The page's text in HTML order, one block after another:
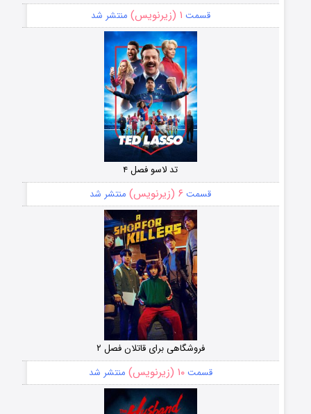
قسمت ۱ (زیرنویس) منتشر شد
تد لاسو فصل ۴
قسمت ۶ (زیرنویس) منتشر شد
فروشگاهی برای قاتلان فصل ۲
قسمت۱۰ (زیرنویس) منتشر شد